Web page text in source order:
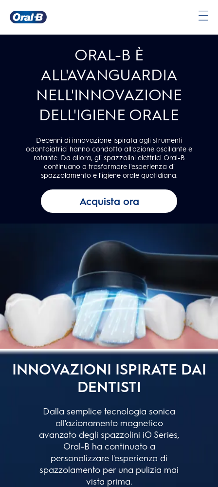
ORAL-B È
ALL'AVANGUARDIA
NELL'INNOVAZIONE
DELL'IGIENE ORALE
Decenni di innovazione ispirata agli strumenti
odontoiatrici hanno condotto all'azione oscillante e
rotante. Da allora, gli spazzolini elettrici Oral-B
continuano a trasformare l'esperienza di
spazzolamento e l'igiene orale quotidiana.
Acquista ora
INNOVAZIONI ISPIRATE DAI
DENTISTI
Dalla semplice tecnologia sonica
all'azionamento magnetico
avanzato degli spazzolini iO Series,
Oral-B ha continuato a
personalizzare l'esperienza di
spazzolamento per una pulizia mai
vista prima.